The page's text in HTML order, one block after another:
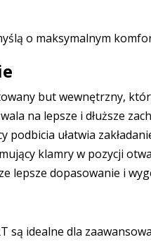
o maksymalnym
but wewnętrzny,
na lepsze i dłuższe
podbicia ułatwia
klamry w pozycji
lepsze dopasowanie i
są idealne dla